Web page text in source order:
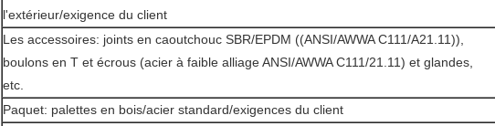
l'extérieur/exigence du client
Les accessoires: joints en caoutchouc SBR/EPDM ((ANSI/AWWA C111/A21.11)),
boulons en T et écrous (acier à faible alliage ANSI/AWWA C111/21.11) et glandes,
etc.
Paquet: palettes en bois/acier standard/exigences du client